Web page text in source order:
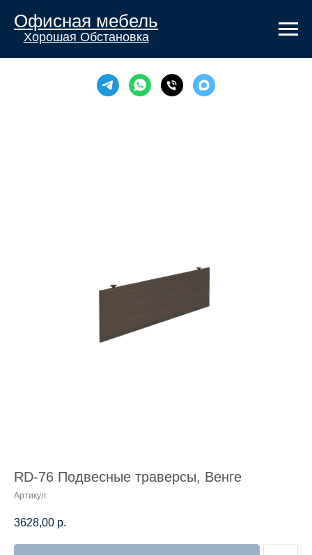
Офисная мебель
Хорошая Обстановка
RD-76 Подвесные траверсы, Венге
Артикул:
3628,00 р.